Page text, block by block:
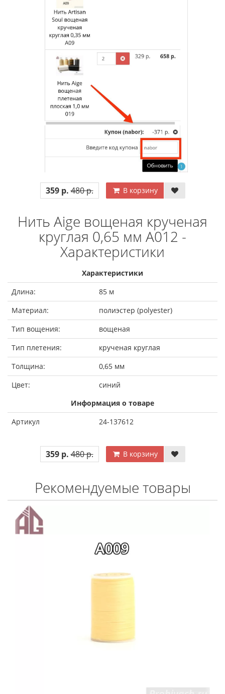
359 р. 480 р. В корзину
Нить Aige вощеная крученая
круглая 0,65 мм A012 -
Характеристики
Характеристики
Длина:
85 м
Материал:
полиэстер (polyester)
Тип вощения:
вощеная
Тип плетения:
крученая круглая
Толщина:
0,65 мм
Цвет:
синий
Информация о товаре
Артикул
24-137612
359 р. 480 р. В корзину
Рекомендуемые товары